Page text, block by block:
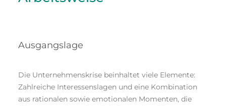
Ausgangslage
Die Unternehmenskrise beinhaltet viele Elemente:
Zahlreiche Interessenslagen und eine Kombination
aus rationalen sowie emotionalen Momenten, die